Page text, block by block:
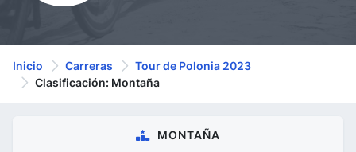
Inicio Carreras
Tour de Polonia 2023
Clasificación: Montaña
MONTAÑA